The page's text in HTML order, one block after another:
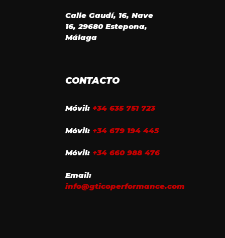
Calle Gaudí, 16, Nave
16, 29680 Estepona,
Málaga
CONTACTO
Móvil: +34 635 751 723
Móvil: +34 679 194 445
Móvil: +34 660 988 476
Email:
info@gticoperformance.com